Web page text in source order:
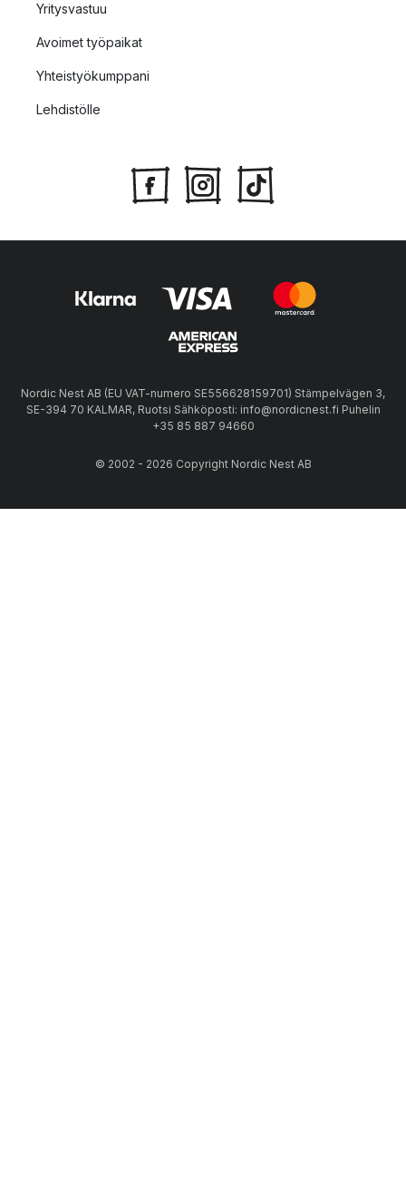
Yritysvastuu
Avoimet työpaikat
Yhteistyökumppani
Lehdistölle
Nordic Nest AB (EU VAT-numero SE556628159701) Stämpelvägen 3,
SE-394 70 KALMAR, Ruotsi Sähköposti: info@nordicnest.fi Puhelin
+35 85 887 94660
© 2002 - 2026 Copyright Nordic Nest AB